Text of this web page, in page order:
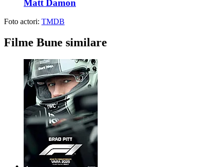
Matt Damon
Foto actori: TMDB
Filme Bune similare